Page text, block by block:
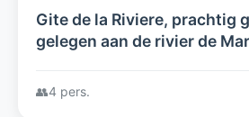
Gite de la Riviere, prachtig
gelegen aan de rivier de
👥4 pers.